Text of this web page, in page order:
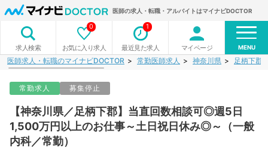
医師の求人・転職・アルバイトはマイナビDOCTOR
求人検索 お気に入り求人
0
最近見た求人
1
マイページ MENU
医師求人・転職のマイナビDOCTOR 常勤医師求人 神奈川県 足柄下郡
常勤求人 募集停止
【神奈川県／足柄下郡】当直回数相談可◎週5日
1,500万円以上のお仕事～土日祝日休み◎～（一般
内科／常勤）